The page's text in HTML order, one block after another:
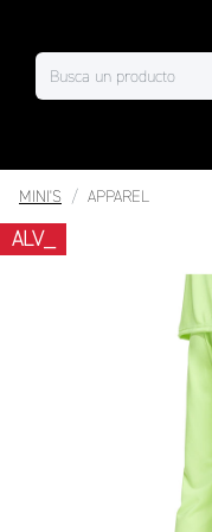
MINI'S APPAREL
ALV_